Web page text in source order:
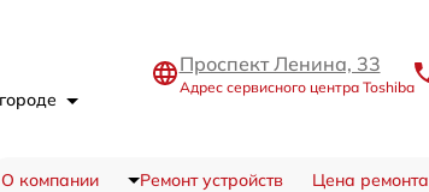
Проспект Ленина, 33
Адрес сервисного центра Toshiba
О компании Ремонт устройств Цена ремонта